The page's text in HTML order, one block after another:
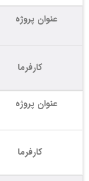
عنوان پروژه
کارفرما
عنوان پروژه
کارفرما